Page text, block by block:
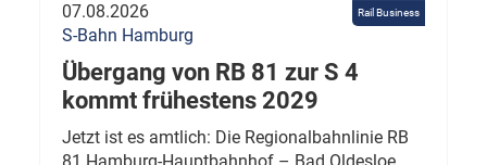
Rail Business
07.08.2026
S-Bahn Hamburg
Übergang von RB 81 zur S 4
kommt frühestens 2029
Jetzt ist es amtlich: Die Regionalbahnlinie RB